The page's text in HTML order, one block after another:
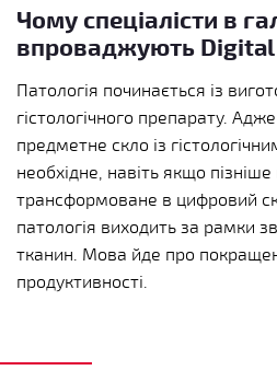
Чому спеціалісти в
впроваджують
Патологія починається із
гістологічного препарату.
предметне скло із
необхідне, навіть якщо
трансформоване в цифровий
патологія виходить за рамки
тканин. Мова йде про
продуктивності.